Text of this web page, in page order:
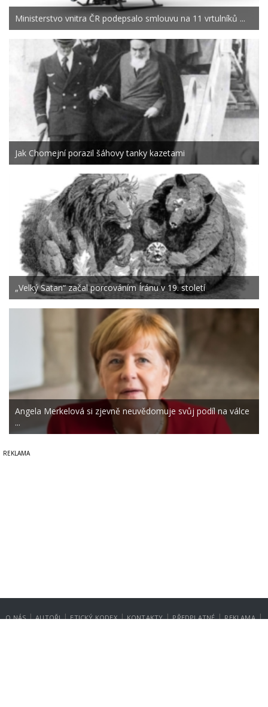
Ministerstvo vnitra ČR podepsalo smlouvu na 11 vrtulníků ...
Jak Chomejní porazil šáhovy tanky kazetami
„Velký Satan“ začal porcováním Íránu v 19. století
Angela Merkelová si zjevně neuvědomuje svůj podíl na válce
...
O NÁS | AUTOŘI | ETICKÝ KODEX | KONTAKTY | PŘEDPLATNÉ | REKLAMA |